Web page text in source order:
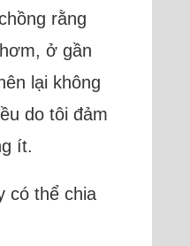
rằng
ở gần
lại không
do tôi đảm
ít.
có thể chia